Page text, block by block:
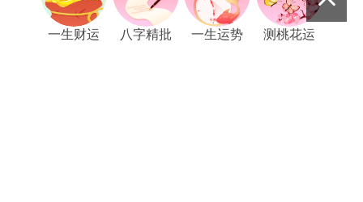
一生财运 八字精批 一生运势 测桃花运